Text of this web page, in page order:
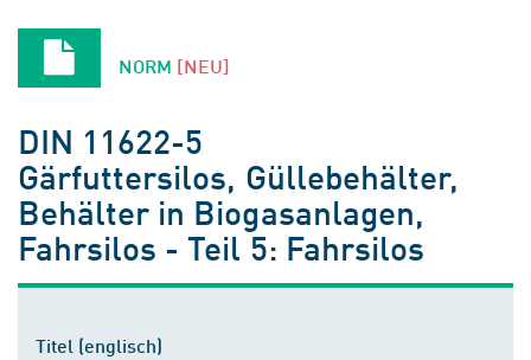
NORM [NEU]
DIN 11622-5
Gärfuttersilos, Güllebehälter,
Behälter in Biogasanlagen,
Fahrsilos - Teil 5: Fahrsilos
Titel (englisch)